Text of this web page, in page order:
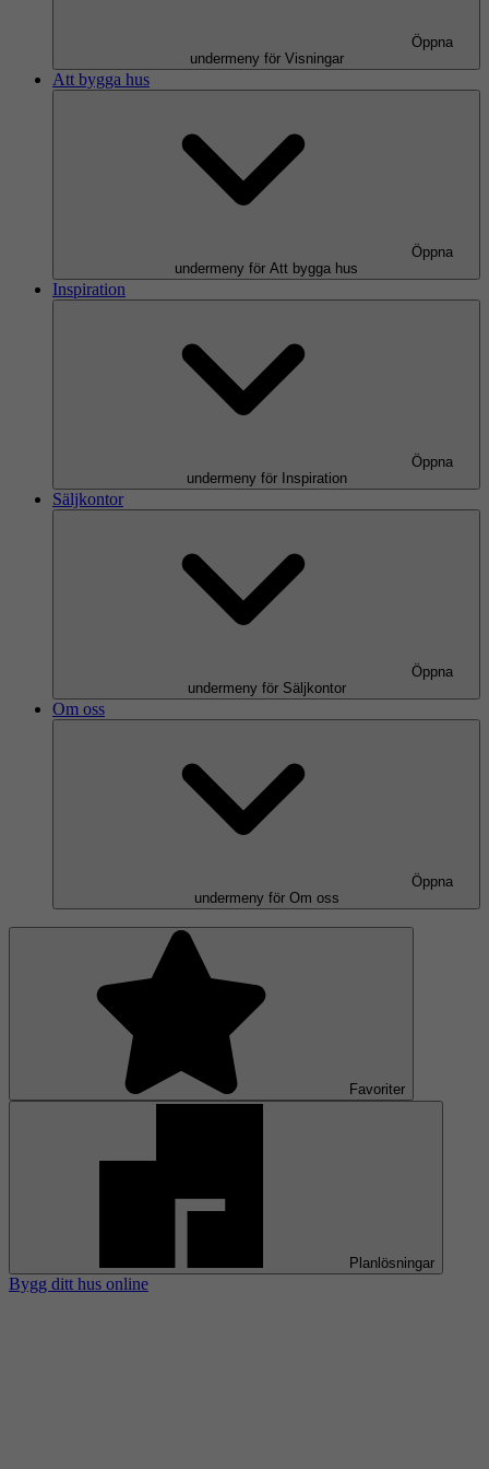
Öppna
undermeny för Visningar
Att bygga hus
Öppna
undermeny för Att bygga hus
Inspiration
Öppna
undermeny för Inspiration
Säljkontor
Öppna
undermeny för Säljkontor
Om oss
Öppna
undermeny för Om oss
Favoriter
Planlösningar
Bygg ditt hus online